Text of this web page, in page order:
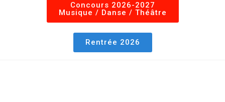
Concours 2026-2027
Musique / Danse / Théâtre
Rentrée 2026